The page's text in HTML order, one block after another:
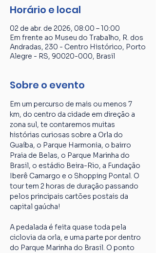
Horário e local
02 de abr. de 2026, 08:00 – 10:00
Em frente ao Museu do Trabalho, R. dos
Andradas, 230 - Centro Histórico, Porto
Alegre - RS, 90020-000, Brasil
Sobre o evento
Em um percurso de mais ou menos 7
km, do centro da cidade em direção a
zona sul, te contaremos muitas
histórias curiosas sobre a Orla do
Guaíba, o Parque Harmonia, o bairro
Praia de Belas, o Parque Marinha do
Brasil, o estádio Beira-Rio, a Fundação
Iberê Camargo e o Shopping Pontal. O
tour tem 2 horas de duração passando
pelos principais cartões postais da
capital gaúcha!
A pedalada é feita quase toda pela
ciclovia da orla, e uma parte por dentro
do Parque Marinha do Brasil. O ponto